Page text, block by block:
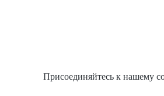
Присоединяйтесь к нашему